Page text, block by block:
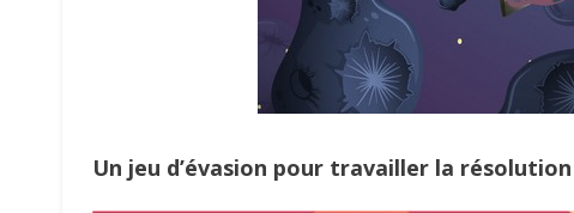
Un jeu d’évasion pour travailler la